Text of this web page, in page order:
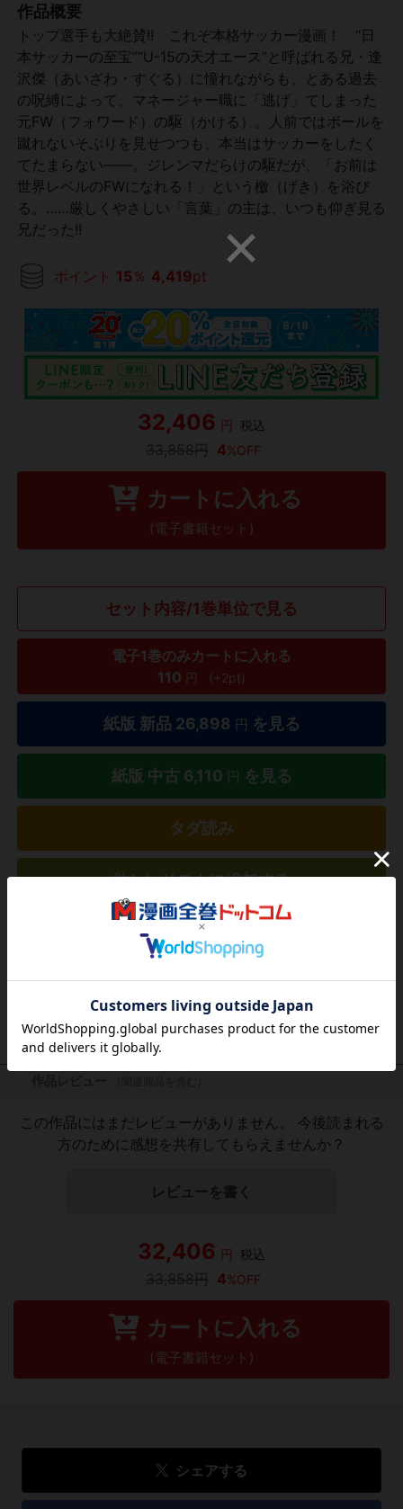
作品概要
トップ選手も大絶賛!! これぞ本格サッカー漫画！ “日
本サッカーの至宝”“U-15の天才エース”と呼ばれる兄・逢
沢傑（あいざわ・すぐる）に憧れながらも、とある過去
の呪縛によって、マネージャー職に「逃げ」てしまった
元FW（フォワード）の駆（かける）。人前ではボールを
蹴れないそぶりを見せつつも、本当はサッカーをしたく
てたまらない――。ジレンマだらけの駆だが、「お前は
世界レベルのFWになれる！」という檄（げき）を浴び
る。……厳しくやさしい「言葉」の主は、いつも仰ぎ見る
兄だった!!
ポイント 15 ％ 4,419pt
32,406 円 税込
4%OFF
カートに入れる
(電子書籍セット)
セット内容/1巻単位で見る
電子1巻のみカートに入れる
110 円 (+2pt)
紙版 新品 26,898 円 を見る
紙版 中古 6,110 円 を見る
タダ読み
欲しいリストに追加する
気になる商品を登録
この作品にはまだレビューがありません。 今後読まれる
方のために感想を共有してもらえませんか？
レビューを書く
32,406 円 税込
4%OFF
カートに入れる
(電子書籍セット)
シェアする